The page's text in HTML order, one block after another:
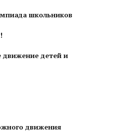
школьников
детей и
движения